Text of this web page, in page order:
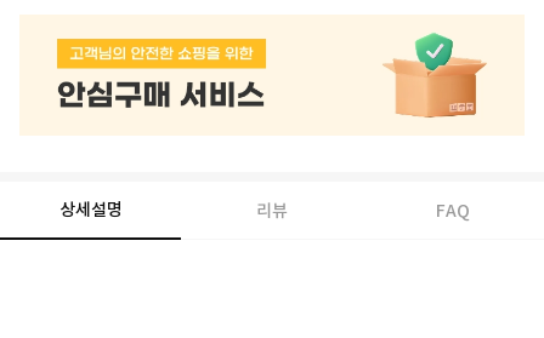
상세설명 리뷰 FAQ